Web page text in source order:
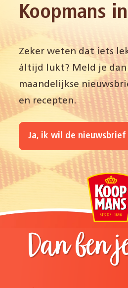
Koopmans
Zeker weten dat iets
áltijd lukt? Meld je dan
maandelijkse
en recepten.
Ja, ik wil de
Dan ben